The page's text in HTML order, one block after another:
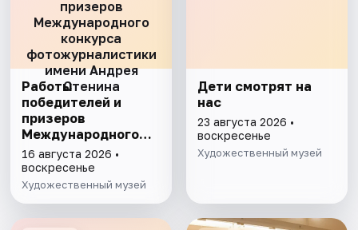
призеров
Международного
конкурса
фотожурналистики
имени Андрея
Стенина
Работы
победителей и
призеров
Международного
конкурса
фотожурналистики
имени Андрея
16 августа 2026 •
воскресенье
Художественный музей
Дети смотрят на
нас
23 августа 2026 •
воскресенье
Художественный музей